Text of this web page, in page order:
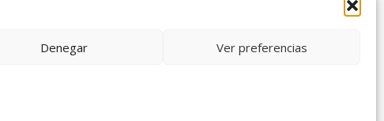
Denegar Ver preferencias